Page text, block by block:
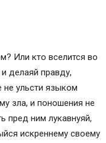
Или кто вселится во
делаяй правду,
не ульсти языком
зла, и поношения не
пред ним лукавнуяй,
искреннему своему